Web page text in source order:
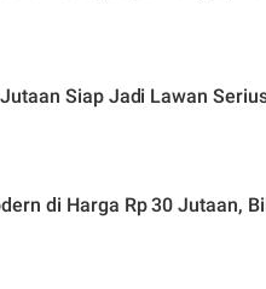
Siap Jadi Lawan
di Harga Rp 30 Jutaan,